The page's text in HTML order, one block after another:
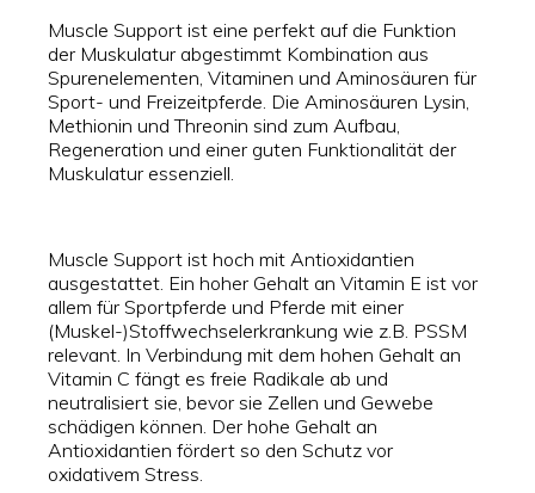
Muscle Support ist eine perfekt auf die Funktion
der Muskulatur abgestimmt Kombination aus
Spurenelementen, Vitaminen und Aminosäuren für
Sport- und Freizeitpferde. Die Aminosäuren Lysin,
Methionin und Threonin sind zum Aufbau,
Regeneration und einer guten Funktionalität der
Muskulatur essenziell.
Muscle Support ist hoch mit Antioxidantien
ausgestattet. Ein hoher Gehalt an Vitamin E ist vor
allem für Sportpferde und Pferde mit einer
(Muskel-)Stoffwechselerkrankung wie z.B. PSSM
relevant. In Verbindung mit dem hohen Gehalt an
Vitamin C fängt es freie Radikale ab und
neutralisiert sie, bevor sie Zellen und Gewebe
schädigen können. Der hohe Gehalt an
Antioxidantien fördert so den Schutz vor
oxidativem Stress.